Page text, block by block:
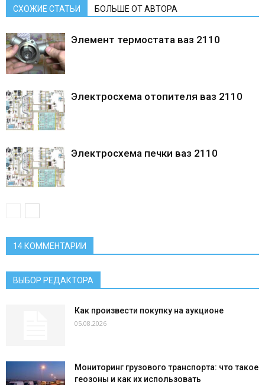
СХОЖИЕ СТАТЬИ БОЛЬШЕ ОТ АВТОРА
Элемент термостата ваз 2110
Электросхема отопителя ваз 2110
Электросхема печки ваз 2110
14 КОММЕНТАРИИ
ВЫБОР РЕДАКТОРА
Как произвести покупку на аукционе
05.08.2026
Мониторинг грузового транспорта: что такое
геозоны и как их использовать